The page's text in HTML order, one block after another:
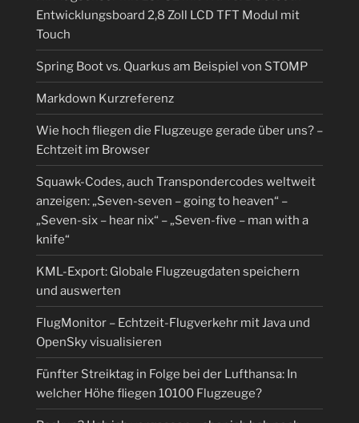
Entwicklungsboard 2,8 Zoll LCD TFT Modul mit
Touch
Spring Boot vs. Quarkus am Beispiel von STOMP
Markdown Kurzreferenz
Wie hoch fliegen die Flugzeuge gerade über uns? –
Echtzeit im Browser
Squawk-Codes, auch Transpondercodes weltweit
anzeigen: „Seven-seven – going to heaven“ –
„Seven-six – hear nix“ – „Seven-five – man with a
knife“
KML-Export: Globale Flugzeugdaten speichern
und auswerten
FlugMonitor – Echtzeit-Flugverkehr mit Java und
OpenSky visualisieren
Fünfter Streiktag in Folge bei der Lufthansa: In
welcher Höhe fliegen 10100 Flugzeuge?